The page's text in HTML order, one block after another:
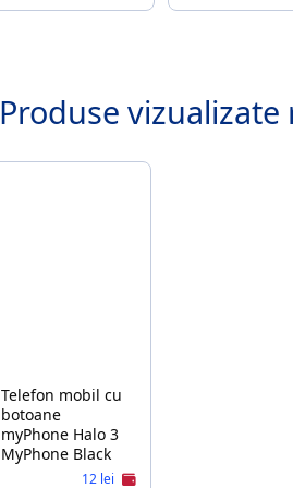
Produse vizualizate
Telefon mobil cu
botoane
myPhone Halo 3
MyPhone Black
12 lei